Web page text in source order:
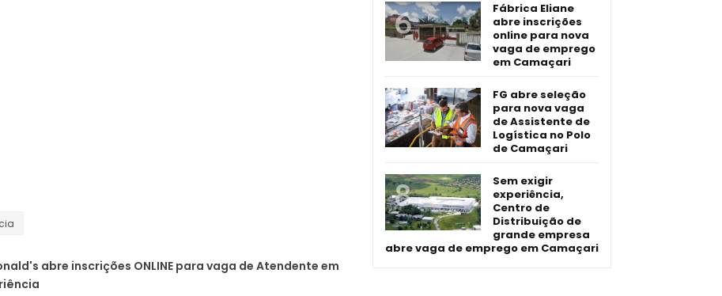
abre inscrições ONLINE para vaga de Atendente em
Fábrica Eliane
abre inscrições
online para nova
vaga de emprego
em Camaçari
FG abre seleção
para nova vaga
de Assistente de
Logística no Polo
de Camaçari
Sem exigir
experiência,
Centro de
Distribuição de
grande empresa
abre vaga de emprego em Camaçari